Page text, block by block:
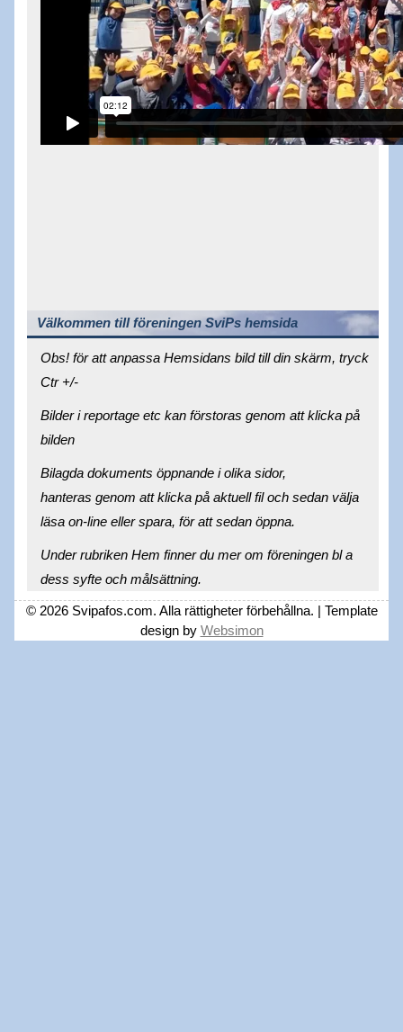
Välkommen till föreningen SviPs hemsida
Obs! för att anpassa Hemsidans bild till din skärm, tryck
Ctr +/-
Bilder i reportage etc kan förstoras genom att klicka på
bilden
Bilagda dokuments öppnande i olika sidor,
hanteras genom att klicka på aktuell fil och sedan välja
läsa on-line eller spara, för att sedan öppna.
Under rubriken Hem finner du mer om föreningen bl a
dess syfte och målsättning.
© 2026 Svipafos.com. Alla rättigheter förbehållna. | Template
design by Websimon